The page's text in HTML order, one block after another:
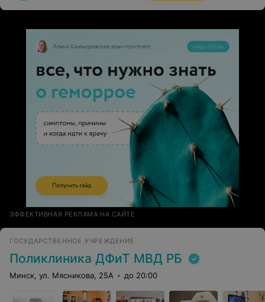
ЭФФЕКТИВНАЯ РЕКЛАМА НА САЙТЕ
ГОСУДАРСТВЕННОЕ УЧРЕЖДЕНИЕ
Поликлиника ДФиТ МВД РБ
Минск, ул. Мясникова, 25А до 20:00